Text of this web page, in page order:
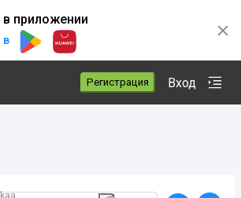
приложении
в
Регистрация Вход